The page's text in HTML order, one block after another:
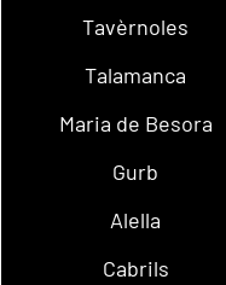
Tavèrnoles
Talamanca
Maria de Besora
Gurb
Alella
Cabrils